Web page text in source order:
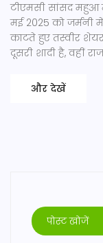
टीएमसी सांसद महुआ
मई 2025 को जर्मनी
काटते हुए तस्वीर
दूसरी शादी है, वहीं
और देखें